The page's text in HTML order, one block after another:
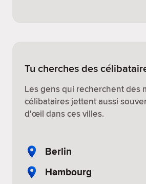
Tu cherches des
Les gens qui recherchent des
célibataires jettent aussi
d'œil dans ces villes.
Berlin
Hambourg